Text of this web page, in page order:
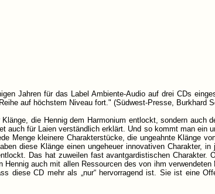
Jahren für das Label Ambiente-Audio auf drei CDs
auf höchstem Niveau fort." (Südwest-Presse, Burkhard
die Hennig dem Harmonium entlockt, sondern auch
auch für Laien verständlich erklärt. Und so kommt man ein
Menge kleinere Charakterstücke, die ungeahnte Klänge
diese Klänge einen ungeheuer innovativen Charakter, in
Das hat zuweilen fast avantgardistischen Charakter.
auch mit allen Ressourcen des von ihm verwendeten
diese CD mehr als „nur“ hervorragend ist. Sie ist eine